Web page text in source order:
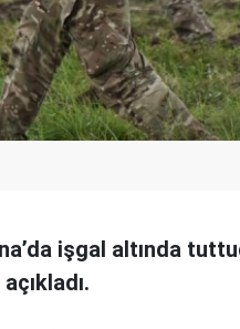
işgal altında